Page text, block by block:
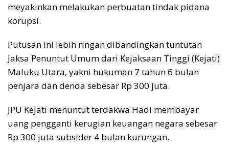
meyakinkan melakukan perbuatan tindak pidana
korupsi.
Putusan ini lebih ringan dibandingkan tuntutan
Jaksa Penuntut Umum dari Kejaksaan Tinggi (Kejati)
Maluku Utara, yakni hukuman 7 tahun 6 bulan
penjara dan denda sebesar Rp 300 juta.
JPU Kejati menuntut terdakwa Hadi membayar
uang pengganti kerugian keuangan negara sebesar
Rp 300 juta subsider 4 bulan kurungan.